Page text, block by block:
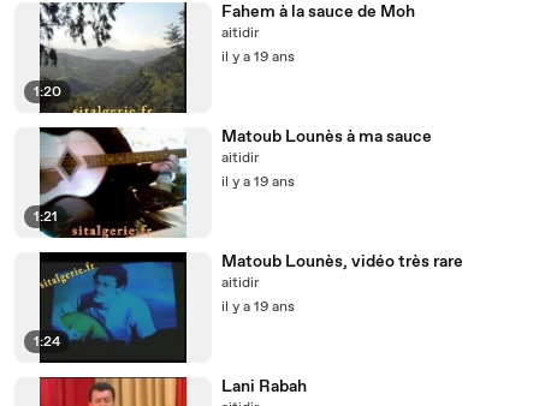
1:20
Fahem à la sauce de Moh
aitidir
il y a 19 ans
1:21
Matoub Lounès à ma sauce
aitidir
il y a 19 ans
1:24
Matoub Lounès, vidéo très rare
aitidir
il y a 19 ans
Lani Rabah